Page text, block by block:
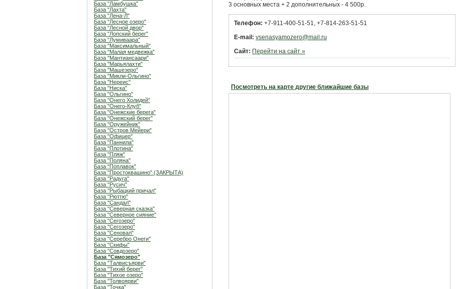
База "Ламбушка"
База "Лахта"
База "Лена-Л"
База "Лесное озеро"
База "Лесной двор"
База "Лопский берег"
База "Лумиваара"
База "Максимальный"
База "Малая медвежка"
База "Мантиансаари"
База "Марьялахти"
База "Машезеро"
База "Микли-Ольгино"
База "Нереис"
База "Ниска"
База "Ольгино"
База "Онего Холидей"
База "Онего-Клуб"
База "Онежские берега"
База "Онежский берег"
База "Оружейник"
База "Остров Мейери"
База "Офицер"
База "Паннила"
База "Плотина"
База "Пляж"
База "Поляна"
База "Поплавок"
База "Простоквашино" (ЗАКРЫТА)
База "Радуга"
База "Русич"
База "Рыбацкий причал"
База "Рюттю"
База "Сандал"
База "Северная сказка"
База "Северное сияние"
База "Сегозеро"
База "Сегозеро"
База "Сеновал"
База "Серебро Онеги"
База "Скифы"
База "Совдозеро"
База "Сямозеро"
База "Талвисъярви"
База "Тихий берег"
База "Тихое озеро"
База "Толвоярви"
База "Точка"
3 основных места + 2 дополнительных - 4 500р.
Телефон: +7-911-400-51-51, +7-814-263-51-51
E-mail: vsenasyamozero@mail.ru
Сайт: Перейти на сайт »
Посмотреть на карте другие ближайшие базы